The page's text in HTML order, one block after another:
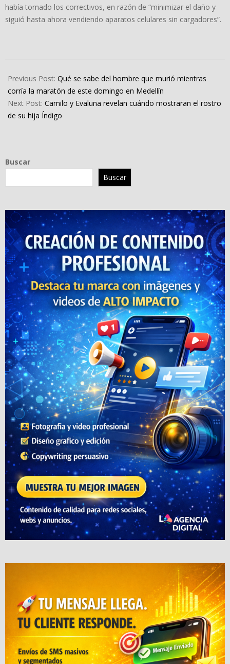
había tomado los correctivos, en razón de “minimizar el daño y
siguió hasta ahora vendiendo aparatos celulares sin cargadores”.
09-
07
Previous Post: Qué se sabe del hombre que murió mientras
corría la maratón de este domingo en Medellín
Next Post: Camilo y Evaluna revelan cuándo mostraran el rostro
de su hija Índigo
Buscar
Buscar